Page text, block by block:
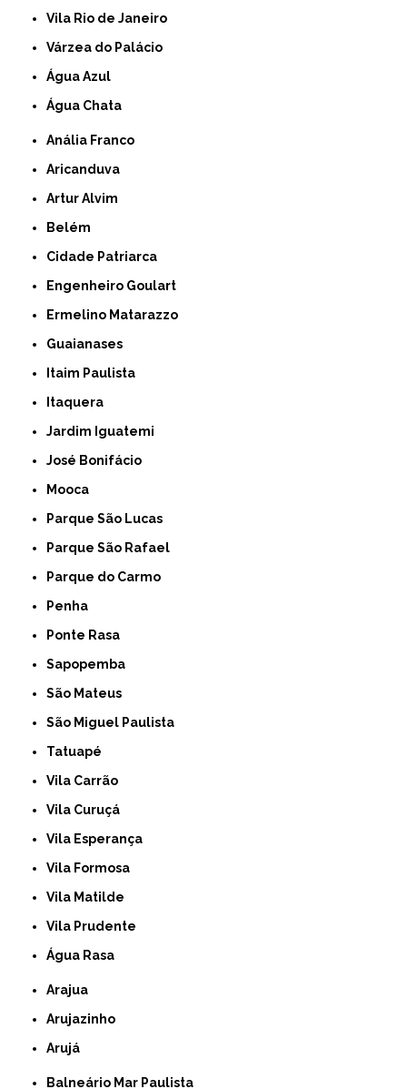
Vila Rio de Janeiro
Várzea do Palácio
Água Azul
Água Chata
Anália Franco
Aricanduva
Artur Alvim
Belém
Cidade Patriarca
Engenheiro Goulart
Ermelino Matarazzo
Guaianases
Itaim Paulista
Itaquera
Jardim Iguatemi
José Bonifácio
Mooca
Parque São Lucas
Parque São Rafael
Parque do Carmo
Penha
Ponte Rasa
Sapopemba
São Mateus
São Miguel Paulista
Tatuapé
Vila Carrão
Vila Curuçá
Vila Esperança
Vila Formosa
Vila Matilde
Vila Prudente
Água Rasa
Arajua
Arujazinho
Arujá
Balneário Mar Paulista